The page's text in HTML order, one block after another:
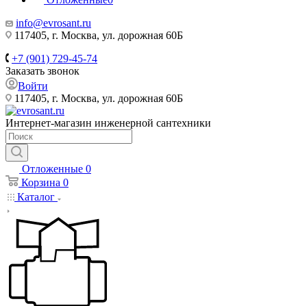
info@evrosant.ru
117405, г. Москва, ул. дорожная 60Б
+7 (901) 729-45-74
Заказать звонок
Войти
117405, г. Москва, ул. дорожная 60Б
Интернет-магазин инженерной сантехники
Отложенные 0
Корзина 0
Каталог